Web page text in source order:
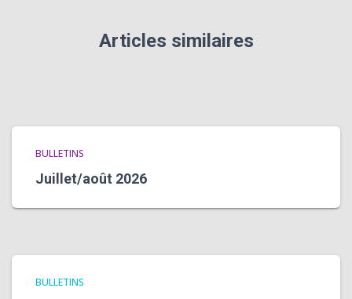
Articles similaires
BULLETINS
Juillet/août 2026
BULLETINS